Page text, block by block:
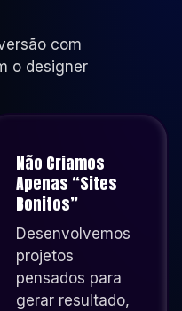
com
o designer
Não Criamos
Apenas “sites
Bonitos”
Desenvolvemos
projetos
pensados para
gerar resultado,